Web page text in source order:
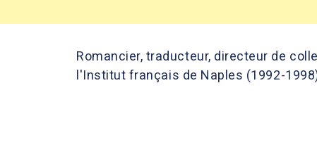
Romancier, traducteur, directeur de
l'Institut français de Naples (1992-